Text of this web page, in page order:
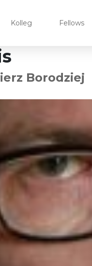
Kolleg Fellows
Borodziej